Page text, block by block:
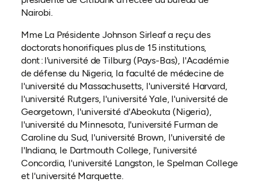
Nairobi.
Mme La Présidente Johnson Sirleaf a reçu des
doctorats honorifiques plus de 15 institutions,
dont : l'université de Tilburg (Pays-Bas), l'Académie
de défense du Nigeria, la faculté de médecine de
l'université du Massachusetts, l'université Harvard,
l'université Rutgers, l'université Yale, l'université de
Georgetown, l'université d'Abeokuta (Nigeria),
l'université du Minnesota, l'université Furman de
Caroline du Sud, l'université Brown, l'université de
l'Indiana, le Dartmouth College, l'université
Concordia, l'université Langston, le Spelman College
et l'université Marquette.